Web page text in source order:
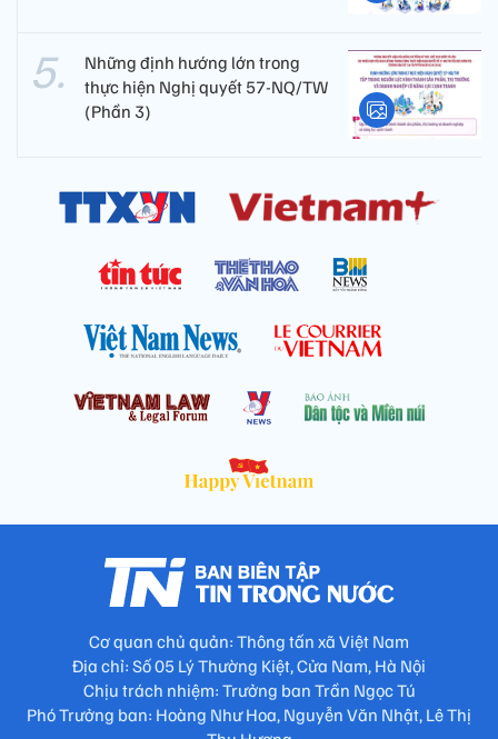
Những định hướng lớn trong
thực hiện Nghị quyết 57-NQ/TW
(Phần 3)
Cơ quan chủ quản: Thông tấn xã Việt Nam
Địa chỉ: Số 05 Lý Thường Kiệt, Cửa Nam, Hà Nội
Chịu trách nhiệm: Trưởng ban Trần Ngọc Tú
Phó Trưởng ban: Hoàng Như Hoa, Nguyễn Văn Nhật, Lê Thị